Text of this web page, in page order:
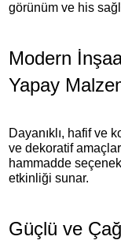
görünüm ve his
Modern
Yapay
Dayanıklı, hafif ve
ve dekoratif
hammadde
etkinliği sunar.
Güçlü ve